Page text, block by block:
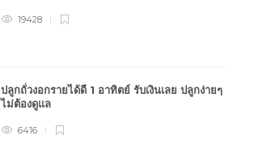
19428
ปลูกถั่วงอกรายได้ดี 1 อาทิตย์ รับเงินเลย ปลูกง่ายๆ
ไม่ต้องดูแล
6416